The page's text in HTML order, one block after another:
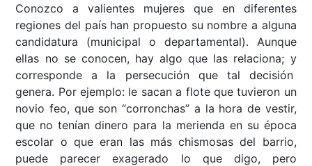
Conozco a valientes mujeres que en diferentes
regiones del país han propuesto su nombre a alguna
candidatura (municipal o departamental). Aunque
ellas no se conocen, hay algo que las relaciona; y
corresponde a la persecución que tal decisión
genera. Por ejemplo: le sacan a flote que tuvieron un
novio feo, que son “corronchas” a la hora de vestir,
que no tenían dinero para la merienda en su época
escolar o que eran las más chismosas del barrio,
puede parecer exagerado lo que digo, pero